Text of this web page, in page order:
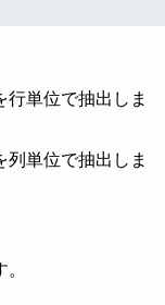
単位で抽出しま
単位で抽出しま